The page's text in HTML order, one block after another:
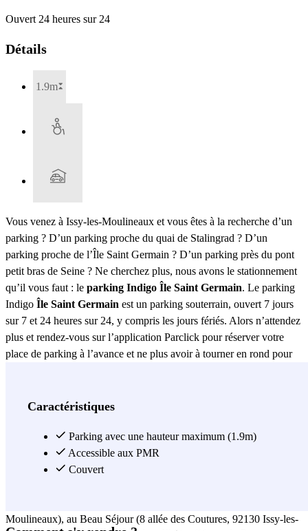
Ouvert 24 heures sur 24
Détails
1.9m
Vous venez à Issy-les-Moulineaux et vous êtes à la recherche d’un
parking ? D’un parking proche du quai de Stalingrad ? D’un
parking proche de l’Île Saint Germain ? D’un parking près du pont
petit bras de Seine ? Ne cherchez plus, nous avons le stationnement
qu’il vous faut : le parking Indigo Île Saint Germain. Le parking
Indigo Île Saint Germain est un parking souterrain, ouvert 7 jours
sur 7 et 24 heures sur 24, y compris les jours fériés. Alors n’attendez
plus et rendez-vous sur l’application Parclick pour réserver votre
place de parking à l’avance et ne plus avoir à tourner en rond pour
Vous trouverez de nombreux hôtels à proximité du parking Indigo
Paris Issy-les-Moulineaux Val de Seine (213 rue Jean Jacques
Rousseau, 92130 Issy-les-Moulineaux), à la Residhome Paris Issy-
les-Moulineaux (22-24 rue du Passeur de Boulogne, 92130 Issy-les-
Moulineaux), au Beau Séjour (8 allée des Coutures, 92130 Issy-les-
Caractéristiques
Parking avec une hauteur maximum (1.9m)
Accessible aux PMR
Couvert